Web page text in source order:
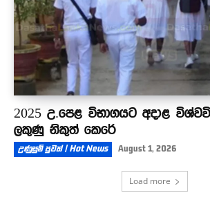
2025 උ.පෙළ විභාගයට අදාළ
ලකුණු නිකුත් කෙරේ
උණුසුම් පුවත් | Hot News August 1, 2026
Load more